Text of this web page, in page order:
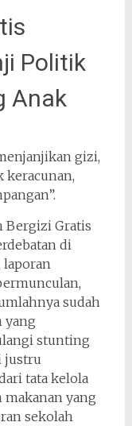
Politik
Anak
gizi,
keracunan,
Bergizi Gratis
di
laporan
sudah
yang
stunting
justru
tata kelola
makanan yang
sekolah